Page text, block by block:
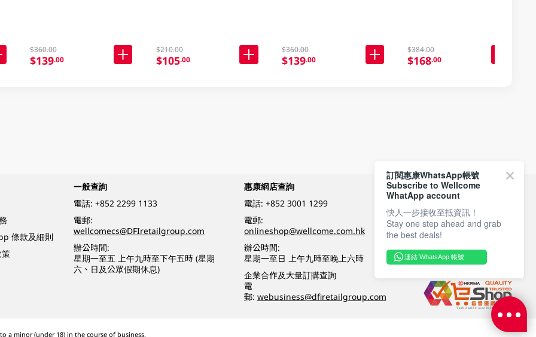
$360.00
$139.00
$210.00
$105.00
$360.00
$139.00
$384.00
$168.00
條款及細則
一般查詢
電話: +852 2299 1133
電郵:
wellcomecs@DFIretailgroup.com
辦公時間:
星期一至五 上午九時至下午五時 (星期
六、日及公眾假期休息)
惠康網店查詢
電話: +852 3001 1299
電郵:
onlineshop@wellcome.com.hk
辦公時間:
星期一至日 上午九時至晚上六時
企業合作及大量訂購查詢
電
郵: webusiness@dfiretailgroup.com
付款方式
關注我們
minor (under 18) in the course of business.
訂閱惠康WhatsApp帳號
Subscribe to Wellcome
WhatApp account
快人一步接收至抵資訊！
Stay one step ahead and grab
the best deals!
連結 WhatsApp 帳號